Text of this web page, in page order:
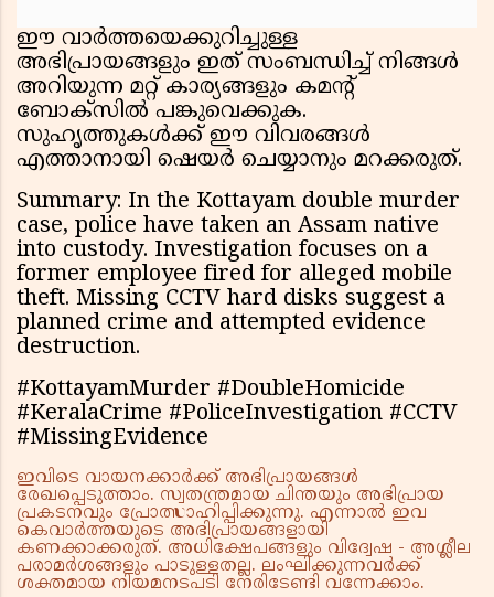
ഈ വാർത്തയെക്കുറിച്ചുള്ള
അഭിപ്രായങ്ങളും ഇത് സംബന്ധിച്ച് നിങ്ങൾ
അറിയുന്ന മറ്റ് കാര്യങ്ങളും കമന്റ്
ബോക്സിൽ പങ്കുവെക്കുക.
സുഹൃത്തുകൾക്ക് ഈ വിവരങ്ങൾ
എത്താനായി ഷെയർ ചെയ്യാനും മറക്കരുത്.
Summary: In the Kottayam double murder
case, police have taken an Assam native
into custody. Investigation focuses on a
former employee fired for alleged mobile
theft. Missing CCTV hard disks suggest a
planned crime and attempted evidence
destruction.
#KottayamMurder #DoubleHomicide
#KeralaCrime #PoliceInvestigation #CCTV
#MissingEvidence
ഇവിടെ വായനക്കാർക്ക് അഭിപ്രായങ്ങൾ
രേഖപ്പെടുത്താം. സ്വതന്ത്രമായ ചിന്തയും അഭിപ്രായ
പ്രകടനവും പ്രോത്സാഹിപ്പിക്കുന്നു. എന്നാൽ ഇവ
കെവാർത്തയുടെ അഭിപ്രായങ്ങളായി
കണക്കാക്കരുത്. അധിക്ഷേപങ്ങളും വിദ്വേഷ - അശ്ലീല
പരാമർശങ്ങളും പാടുള്ളതല്ല. ലംഘിക്കുന്നവർക്ക്
ശക്തമായ നിയമനടപടി നേരിടേണ്ടി വന്നേക്കാം.